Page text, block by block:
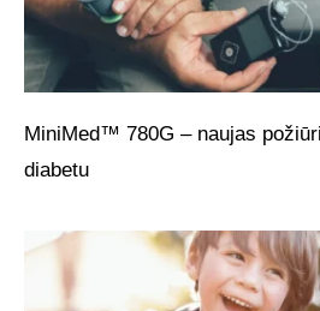
MiniMed™ 780G – naujas
diabetu